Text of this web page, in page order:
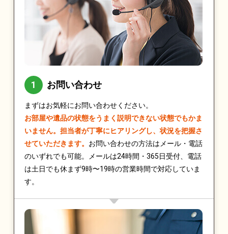
お問い合わせ
まずはお気軽にお問い合わせください。
お部屋や遺品の状態をうまく説明できない状態でもかま
いません。担当者が丁寧にヒアリングし、状況を把握さ
せていただきます。 お問い合わせの方法はメール・電話
のいずれでも可能。メールは24時間・365日受付、電話
は土日でも休まず9時〜19時の営業時間で対応していま
す。